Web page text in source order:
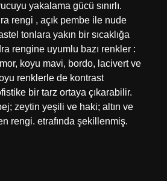
yakalama gücü sınırlı.
rengi , açık pembe ile nude
tonlara yakın bir sıcaklığa
rengine uyumlu bazı renkler :
koyu mavi, bordo, lacivert ve
renklerle de kontrast
bir tarz ortaya çıkarabilir.
zeytin yeşili ve haki; altın ve
rengi. etrafında şekillenmiş.